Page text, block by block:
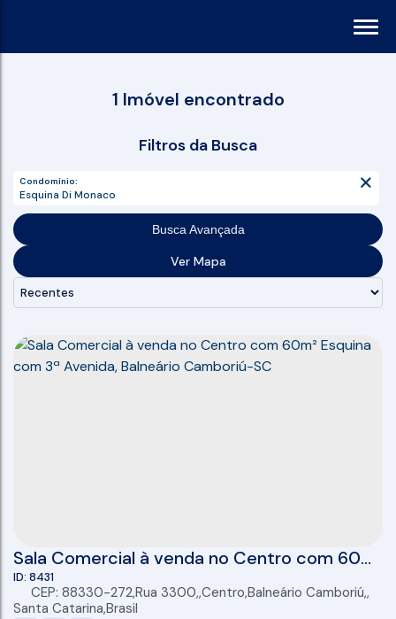
1 Imóvel encontrado
Condomínio:
Esquina Di Monaco
Busca Avançada
Ver Mapa
Sala Comercial à venda no Centro com 60m²
Esquina com 3ª Avenida, Balneário
Camboriú-SC
8431
CEP: 88330-272,Rua 3300 ,Centro,Balneário Camboriú ,
Santa Catarina,Brasil